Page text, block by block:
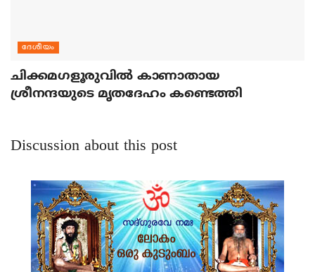
ദേശീയം
ചിക്കമഗളൂരുവില്‍ കാണാതായ
ശ്രീനന്ദയുടെ മൃതദേഹം കണ്ടെത്തി
Discussion about this post